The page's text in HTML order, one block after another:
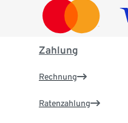
Zahlung
Rechnung
Ratenzahlung